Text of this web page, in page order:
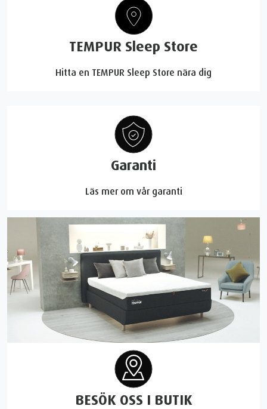
TEMPUR Sleep Store
Hitta en TEMPUR Sleep Store nära dig
Garanti
Läs mer om vår garanti
BESÖK OSS I BUTIK